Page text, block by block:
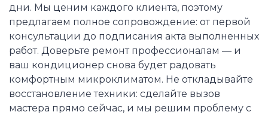
дни. Мы ценим каждого клиента, поэтому
предлагаем полное сопровождение: от первой
консультации до подписания акта выполненных
работ. Доверьте ремонт профессионалам — и
ваш кондиционер снова будет радовать
комфортным микроклиматом. Не откладывайте
восстановление техники: сделайте вызов
мастера прямо сейчас, и мы решим проблему с